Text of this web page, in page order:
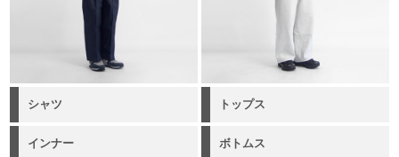
シャツ トップス
インナー ボトムス